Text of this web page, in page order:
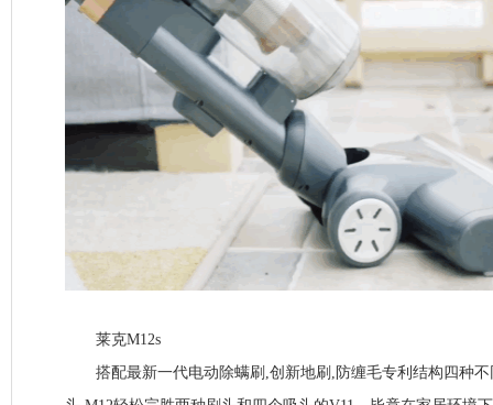
莱克M12s
搭配最新一代电动除螨刷,创新地刷,防缠毛专利结构四种不